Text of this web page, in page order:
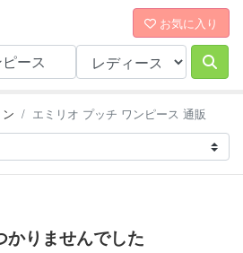
お気に入り
エミリオ プッチ ワンピース 通販
かりませんでした